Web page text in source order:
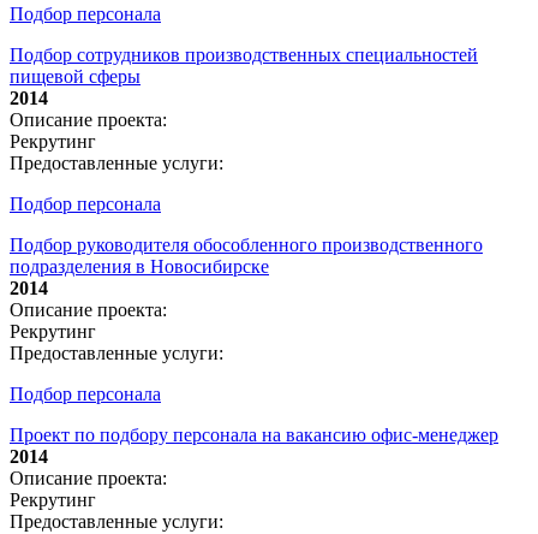
Подбор персонала
Подбор сотрудников производственных специальностей
пищевой сферы
2014
Описание проекта:
Рекрутинг
Предоставленные услуги:
Подбор персонала
Подбор руководителя обособленного производственного
подразделения в Новосибирске
2014
Описание проекта:
Рекрутинг
Предоставленные услуги:
Подбор персонала
Проект по подбору персонала на вакансию офис-менеджер
2014
Описание проекта:
Рекрутинг
Предоставленные услуги: